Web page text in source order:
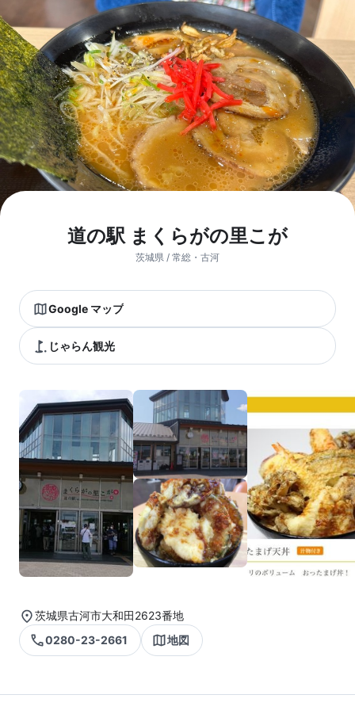
道の駅 まくらがの里こが
茨城県 / 常総・古河
Google マップ
じゃらん観光
茨城県古河市大和田2623番地
0280-23-2661
地図